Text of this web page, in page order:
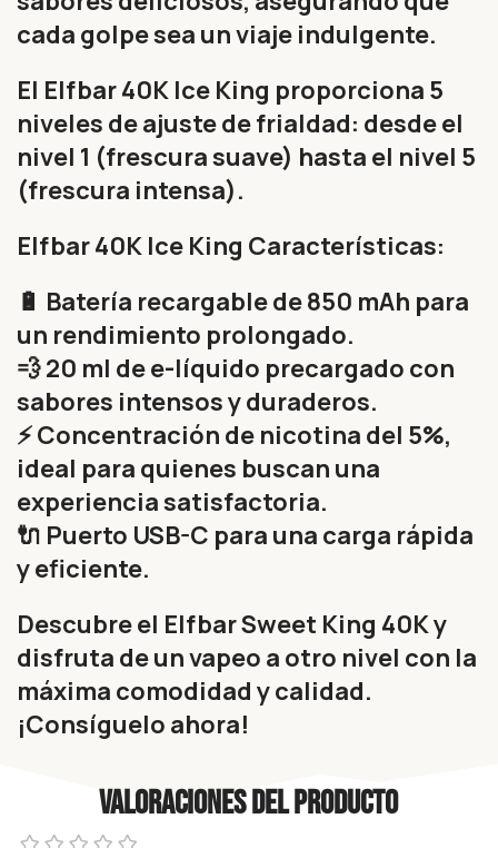
cada golpe sea un viaje indulgente.
El Elfbar 40K Ice King proporciona 5
niveles de ajuste de frialdad: desde el
nivel 1 (frescura suave) hasta el nivel 5
(frescura intensa).
Elfbar 40K Ice King Características:
🔋 Batería recargable de 850 mAh para
un rendimiento prolongado.
💨 20 ml de e-líquido precargado con
sabores intensos y duraderos.
⚡ Concentración de nicotina del 5%,
ideal para quienes buscan una
experiencia satisfactoria.
🔌 Puerto USB-C para una carga rápida
y eficiente.
Descubre el Elfbar Sweet King 40K y
disfruta de un vapeo a otro nivel con la
máxima comodidad y calidad.
¡Consíguelo ahora!
Valoraciones del producto